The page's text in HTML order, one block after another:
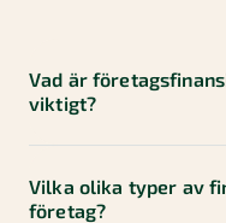
Vad är
viktigt?
Vilka olika typer av
företag?